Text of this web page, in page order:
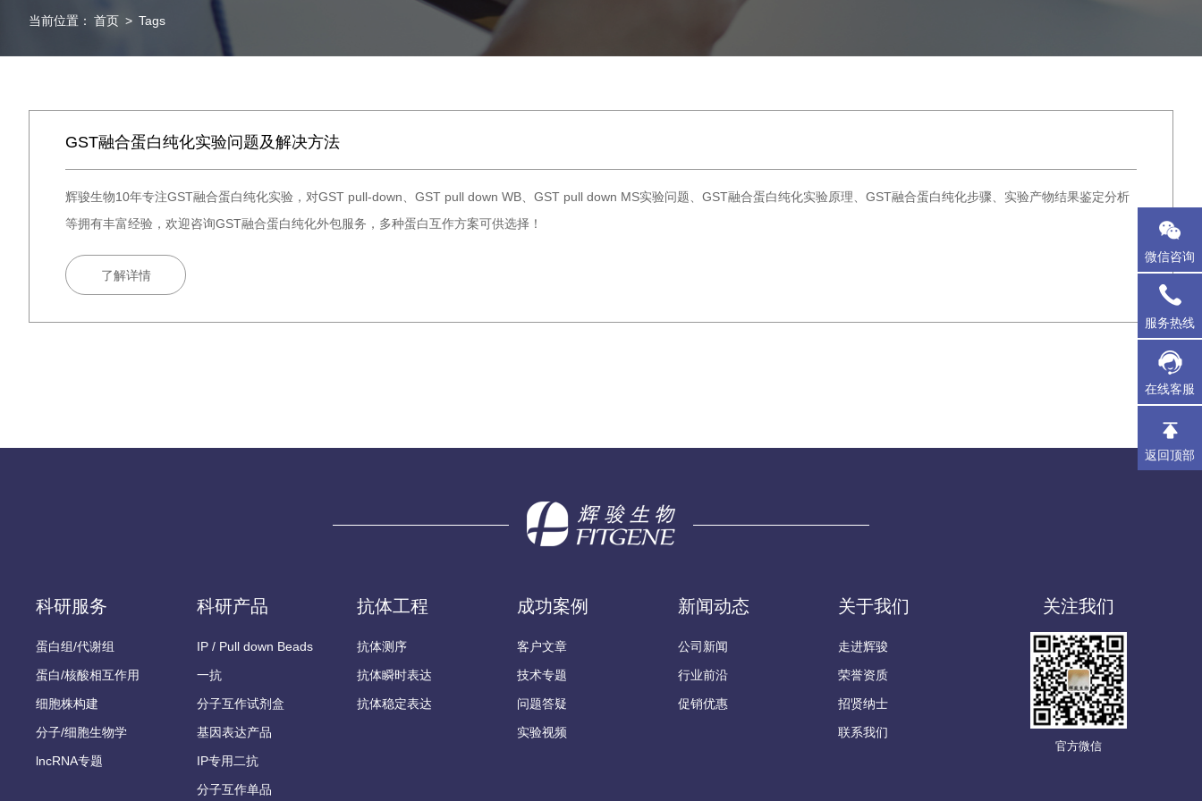
当前位置： 首页 > Tags
GST融合蛋白纯化实验问题及解决方法
辉骏生物10年专注GST融合蛋白纯化实验，对GST pull-down、GST pull down WB、GST pull down MS实验问题、GST融合蛋白纯化实验原理、GST融合蛋白纯化步骤、实验产物结果鉴定分析
等拥有丰富经验，欢迎咨询GST融合蛋白纯化外包服务，多种蛋白互作方案可供选择！
了解详情
科研服务
蛋白组/代谢组
蛋白/核酸相互作用
细胞株构建
分子/细胞生物学
lncRNA专题
科研产品
IP / Pull down Beads
一抗
分子互作试剂盒
基因表达产品
IP专用二抗
分子互作单品
抗体工程
抗体测序
抗体瞬时表达
抗体稳定表达
成功案例
客户文章
技术专题
问题答疑
实验视频
新闻动态
公司新闻
行业前沿
促销优惠
关于我们
走进辉骏
荣誉资质
招贤纳士
联系我们
关注我们
官方微信
微信咨询
服务热线
在线客服
返回顶部